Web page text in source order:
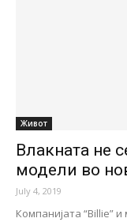
Живот
Влакната не
модели во
July 4, 2019
Компанијата “Billie”